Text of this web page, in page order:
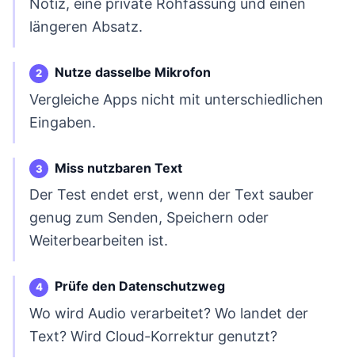
Notiz, eine private Rohfassung und einen
längeren Absatz.
Nutze dasselbe Mikrofon
Vergleiche Apps nicht mit unterschiedlichen
Eingaben.
Miss nutzbaren Text
Der Test endet erst, wenn der Text sauber
genug zum Senden, Speichern oder
Weiterbearbeiten ist.
Prüfe den Datenschutzweg
Wo wird Audio verarbeitet? Wo landet der
Text? Wird Cloud-Korrektur genutzt?